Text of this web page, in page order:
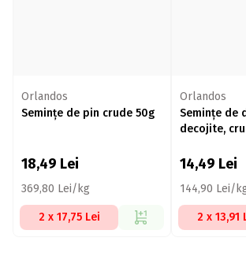
Orlandos
Semințe de pin crude 50g
18,49 Lei
369,80 Lei/kg
2 x 17,75 Lei
Orlandos
Semințe de
decojite,
14,49 Lei
144,90 Lei/
2 x 13,91